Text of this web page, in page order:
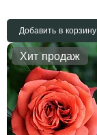
Добавить в корзину
Хит продаж